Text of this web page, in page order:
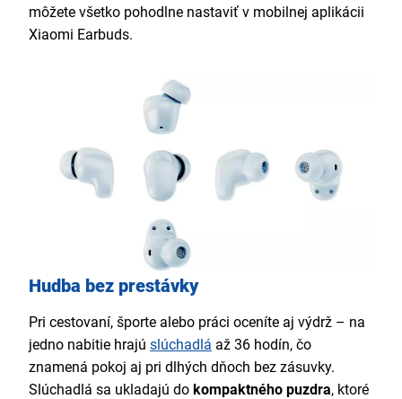
môžete všetko pohodlne nastaviť v mobilnej aplikácii
Xiaomi Earbuds.
Hudba bez prestávky
Pri cestovaní, športe alebo práci oceníte aj výdrž – na
jedno nabitie hrajú slúchadlá až 36 hodín, čo
znamená pokoj aj pri dlhých dňoch bez zásuvky.
Slúchadlá sa ukladajú do kompaktného puzdra, ktoré